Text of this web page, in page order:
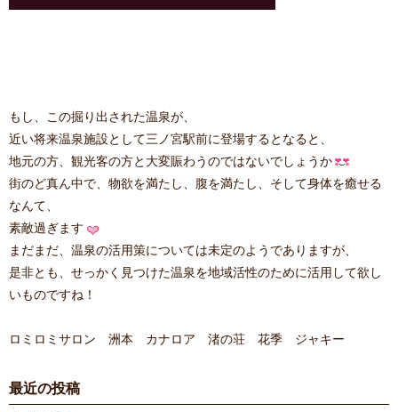
もし、この掘り出された温泉が、
近い将来温泉施設として三ノ宮駅前に登場するとなると、
地元の方、観光客の方と大変賑わうのではないでしょうか
街のど真ん中で、物欲を満たし、腹を満たし、そして身体を癒せる
なんて、
素敵過ぎます
まだまだ、温泉の活用策については未定のようでありますが、
是非とも、せっかく見つけた温泉を地域活性のために活用して欲し
いものですね！
ロミロミサロン 洲本 カナロア 渚の荘 花季 ジャキー
最近の投稿